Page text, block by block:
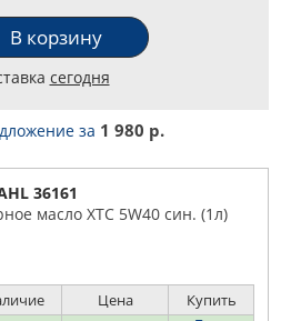
В корзину
сегодня
за 1 980 р.
36161
масло XTC 5W40 син. (1л)
Цена Купить